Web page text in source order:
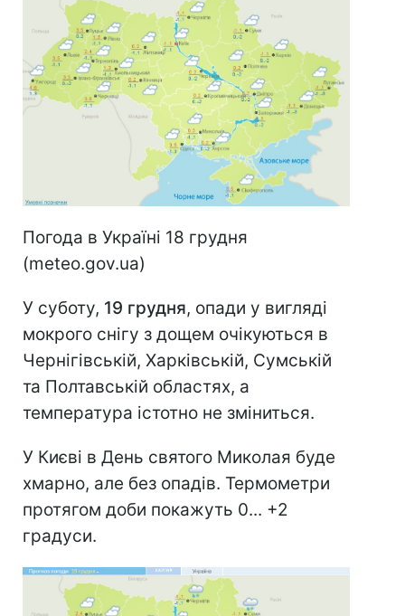
Погода в Україні 18 грудня
(meteo.gov.ua)
У суботу, 19 грудня, опади у вигляді
мокрого снігу з дощем очікуються в
Чернігівській, Харківській, Сумській
та Полтавській областях, а
температура істотно не зміниться.
У Києві в День святого Миколая буде
хмарно, але без опадів. Термометри
протягом доби покажуть 0... +2
градуси.